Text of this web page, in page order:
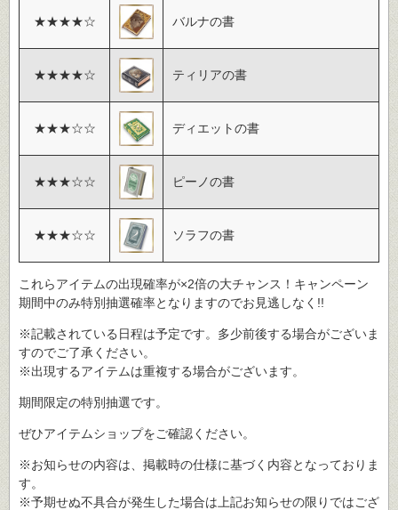
★★★★☆ バルナの書
★★★★☆ ティリアの書
★★★☆☆ ディエットの書
★★★☆☆ ピーノの書
★★★☆☆ ソラフの書
これらアイテムの出現確率が×2倍の大チャンス！キャンペーン
期間中のみ特別抽選確率となりますのでお見逃しなく!!
※記載されている日程は予定です。多少前後する場合がございま
すのでご了承ください。
※出現するアイテムは重複する場合がございます。
期間限定の特別抽選です。
ぜひアイテムショップをご確認ください。
※お知らせの内容は、掲載時の仕様に基づく内容となっておりま
す。
※予期せぬ不具合が発生した場合は上記お知らせの限りではござ